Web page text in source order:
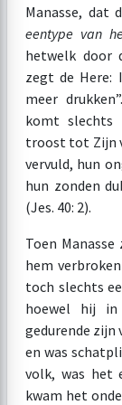
Manasse, dat
eentype van
hetwelk door
zegt de
meer
komt slechts
troost tot Zijn
vervuld, hun
hun zonden
(Jes. 40: 2).
Toen
hem
toch slechts
hoewel hij
gedurende zijn
en was
volk, was het
kwam het